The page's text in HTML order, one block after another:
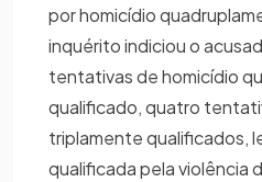
por homicídio
inquérito indiciou o
tentativas de homicídio
qualificado, quatro
triplamente qualificados,
qualificada pela violência